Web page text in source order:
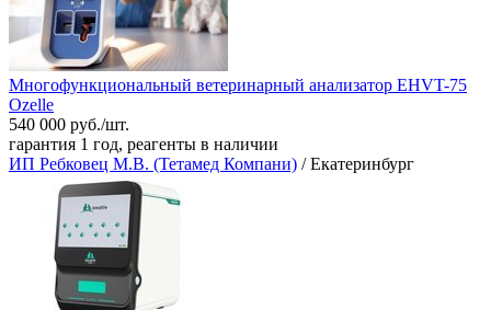
Многофункциональный ветеринарный анализатор EHVT-75
Ozelle
540 000 руб./шт.
гарантия 1 год, реагенты в наличии
ИП Ребковец М.В. (Тетамед Компани) / Екатеринбург